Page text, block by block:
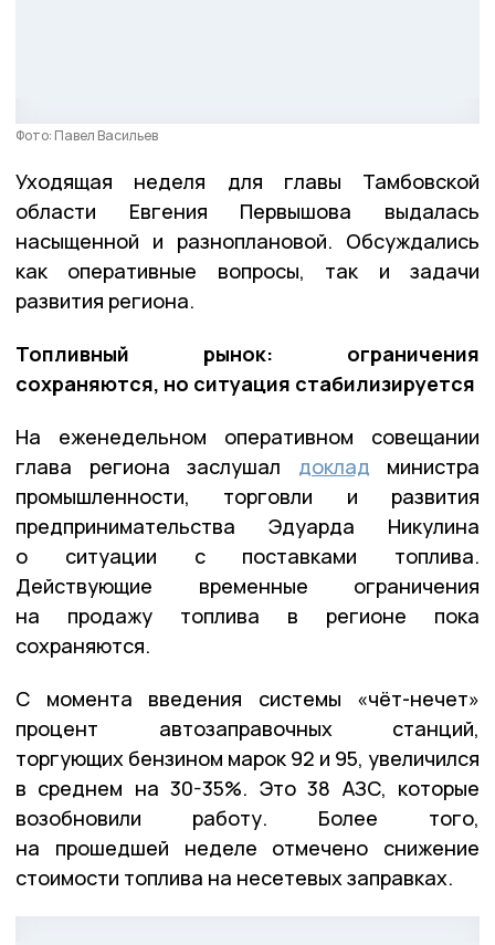
Фото: Павел Васильев
Уходящая неделя для главы Тамбовской
области Евгения Первышова выдалась
насыщенной и разноплановой. Обсуждались
как оперативные вопросы, так и задачи
развития региона.
Топливный рынок: ограничения
сохраняются, но ситуация стабилизируется
На еженедельном оперативном совещании
глава региона заслушал доклад министра
промышленности, торговли и развития
предпринимательства Эдуарда Никулина
о ситуации с поставками топлива.
Действующие временные ограничения
на продажу топлива в регионе пока
сохраняются.
С момента введения системы «чёт-нечет»
процент автозаправочных станций,
торгующих бензином марок 92 и 95, увеличился
в среднем на 30-35%. Это 38 АЗС, которые
возобновили работу. Более того,
на прошедшей неделе отмечено снижение
стоимости топлива на несетевых заправках.